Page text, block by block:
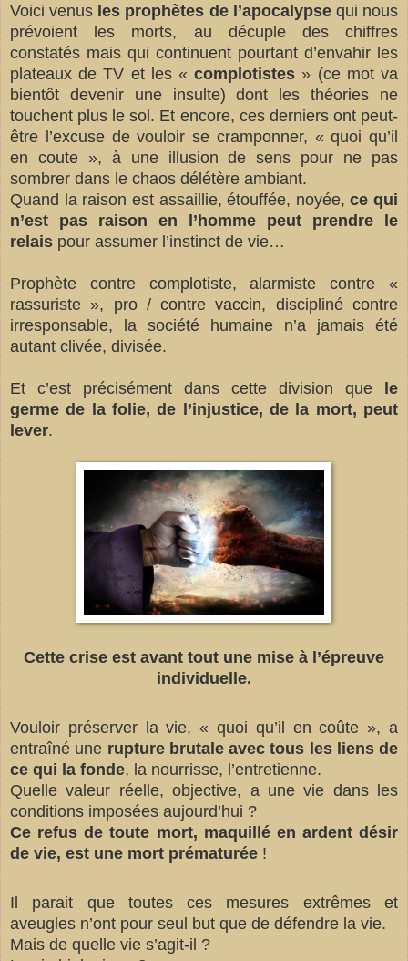
Voici venus les prophètes de l’apocalypsequi nous
prévoient les morts, au décuple des chiffres
constatés mais qui continuent pourtant d’envahir les
plateaux de TV et les «complotistes » (ce mot va
bientôt devenir une insulte) dont les théories ne
touchent plus le sol. Et encore, ces derniers ont peut-
être l’excuse de vouloir se cramponner, « quoi qu’il
en coute », à une illusion de sens pour ne pas
sombrer dans le chaos délétère ambiant.
Quand la raison est assaillie, étouffée, noyée,ce qui
n’est pas raison en l’homme peut prendre le
relais pour assumer l’instinct de vie…
Prophète contre complotiste, alarmiste contre «
rassuriste », pro / contre vaccin, discipliné contre
irresponsable, la société humaine n’a jamais été
autant clivée, divisée.
Et c’est précisément dans cette division que le
germe de la folie, de l’injustice, de la mort, peut
lever.
Cette crise est avant tout une mise à l’épreuve
individuelle.
Vouloir préserver la vie, « quoi qu’il en coûte », a
entraîné une rupture brutale avec tous les liens de
ce qui la fonde, la nourrisse, l’entretienne.
Quelle valeur réelle, objective, a une vie dans les
conditions imposées aujourd’hui ?
Ce refus de toute mort, maquillé en ardent désir
de vie, est une mort prématurée !
Il parait que toutes ces mesures extrêmes et
aveugles n’ont pour seul but que de défendre la vie.
Mais de quelle vie s’agit-il ?